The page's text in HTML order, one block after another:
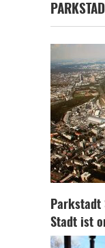
Parkstadt
Stadt ist